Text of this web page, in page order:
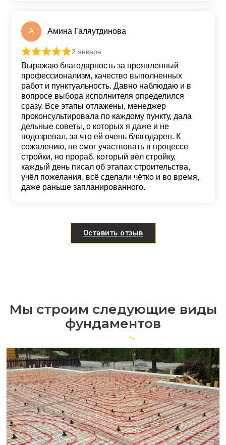
А Амина Галяутдинова
Оценка из 5
2 января
Выражаю благодарность за проявленный
профессионализм, качество выполненных
работ и пунктуальность. Давно наблюдаю и в
вопросе выбора исполнителя определился
сразу. Все этапы отлажены, менеджер
проконсультировала по каждому пункту, дала
дельные советы, о которых я даже и не
подозревал, за что ей очень благодарен. К
сожалению, не смог участвовать в процессе
стройки, но прораб, который вёл стройку,
каждый день писал об этапах строительства,
учёл пожелания, всё сделали чётко и во время,
даже раньше запланированного.
Оставить отзыв
Мы строим следующие виды
фундаментов